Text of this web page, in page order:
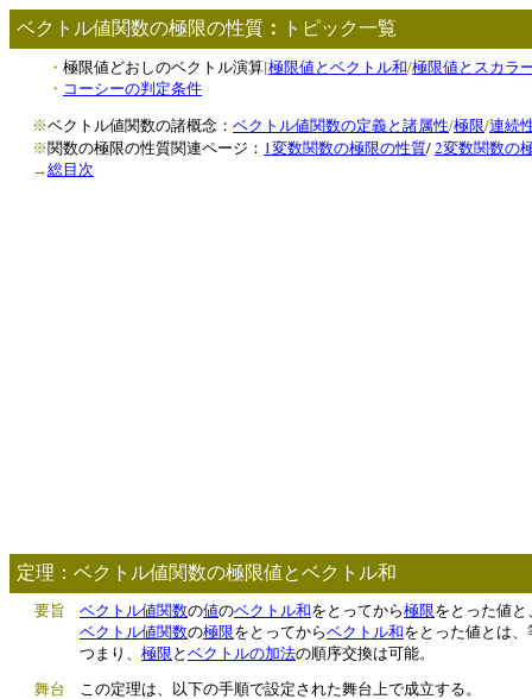
ベクトル値関数の極限の性質 ： トピック一覧
・ 極限値どおしのベクトル演算[極限値とベクトル和/極限値とスカラ
・ コーシーの判定条件
※ベクトル値関数の諸概念： ベクトル値関数の定義と諸属性/極限/連続
※ 関数の極限の性質関連ページ： 1変数関数の極限の性質/2変数関数の
→総目次
定理：ベクトル値関数の極限値とベクトル和
要旨 ベクトル値関数の値のベクトル和をとってから極限をとった値と
ベクトル値関数の極限をとってからベクトル和をとった値とは
つまり、 極限 と ベクトルの加法の順序交換は可能。
舞台
この定理は、以下の手順で設定された舞台上で成立する。